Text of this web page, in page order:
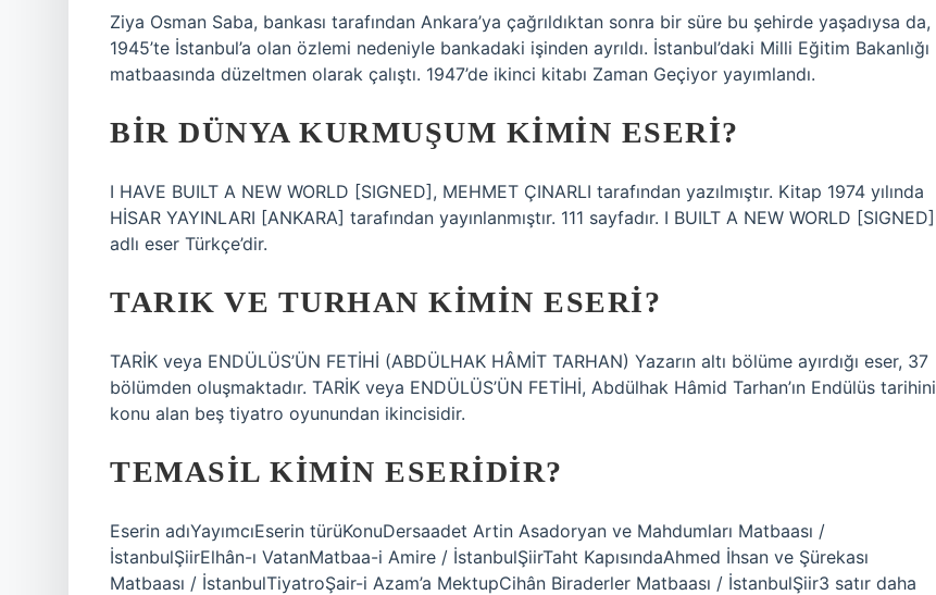
Ziya Osman Saba, bankası tarafından Ankara’ya çağrıldıktan sonra bir süre bu şehirde yaşadıysa da,
1945’te İstanbul’a olan özlemi nedeniyle bankadaki işinden ayrıldı. İstanbul’daki Milli Eğitim Bakanlığı
matbaasında düzeltmen olarak çalıştı. 1947’de ikinci kitabı Zaman Geçiyor yayımlandı.
BIR DÜNYA KURMUŞUM KIMIN ESERI?
I HAVE BUILT A NEW WORLD [SIGNED], MEHMET ÇINARLI tarafından yazılmıştır. Kitap 1974 yılında
HİSAR YAYINLARI [ANKARA] tarafından yayınlanmıştır. 111 sayfadır. I BUILT A NEW WORLD [SIGNED]
adlı eser Türkçe’dir.
TARIK VE TURHAN KIMIN ESERI?
TARİK veya ENDÜLÜS’ÜN FETİHİ (ABDÜLHAK HÂMİT TARHAN) Yazarın altı bölüme ayırdığı eser, 37
bölümden oluşmaktadır. TARİK veya ENDÜLÜS’ÜN FETİHİ, Abdülhak Hâmid Tarhan’ın Endülüs tarihini
konu alan beş tiyatro oyunundan ikincisidir.
TEMASIL KIMIN ESERIDIR?
Eserin adıYayımcıEserin türüKonuDersaadet Artin Asadoryan ve Mahdumları Matbaası /
İstanbulŞiirElhân-ı VatanMatbaa-i Amire / İstanbulŞiirTaht KapısındaAhmed İhsan ve Şürekası
Matbaası / İstanbulTiyatroŞair-i Azam’a MektupCihân Biraderler Matbaası / İstanbulŞiir3 satır daha